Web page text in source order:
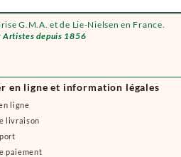
G.M.A. et de Lie-Nielsen en France.
Artistes depuis 1856
en ligne et information légales
ligne
livraison
paiement